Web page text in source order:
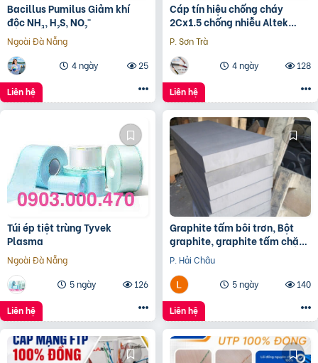
Bacillus Pumilus Giảm khí
độc NH₃, H₂S, NO₂⁻
Ngoài Đà Nẵng
4 ngày
25
Liên hệ
Cáp tín hiệu chống cháy
2Cx1.5 chống nhiễu Altek
Kabel – phân phối Hà Nội, Đà
Nẵng, HCM
P. Sơn Trà
4 ngày
128
Liên hệ
Túi ép tiệt trùng Tyvek
Plasma
Ngoài Đà Nẵng
5 ngày
126
Liên hệ
Graphite tấm bôi trơn, Bột
graphite, graphite tấm chặn
đầu lò, điện cực graphite
P. Hải Châu
5 ngày
140
Liên hệ